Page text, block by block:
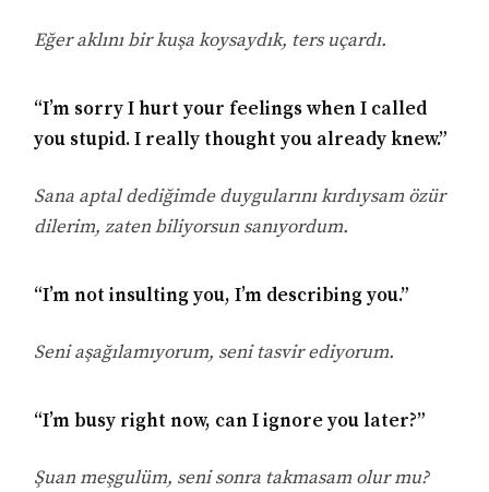
Eğer aklını bir kuşa koysaydık, ters uçardı.
“I’m sorry I hurt your feelings when I called
you stupid. I really thought you already knew.”
Sana aptal dediğimde duygularını kırdıysam özür
dilerim, zaten biliyorsun sanıyordum.
“I’m not insulting you, I’m describing you.”
Seni aşağılamıyorum, seni tasvir ediyorum.
“I’m busy right now, can I ignore you later?”
Şuan meşgulüm, seni sonra takmasam olur mu?